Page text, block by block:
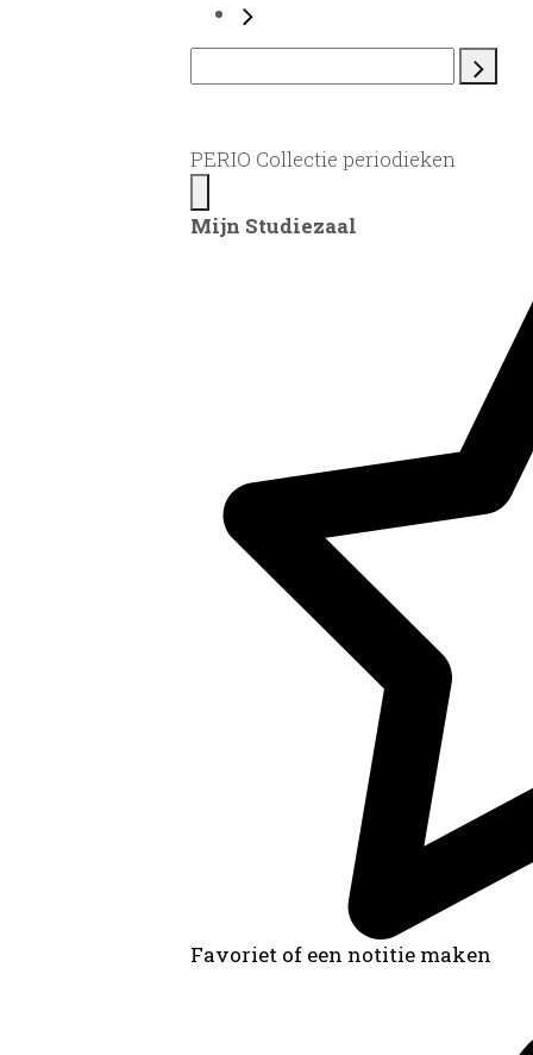
PERIO Collectie periodieken
Mijn Studiezaal
Favoriet of een notitie maken